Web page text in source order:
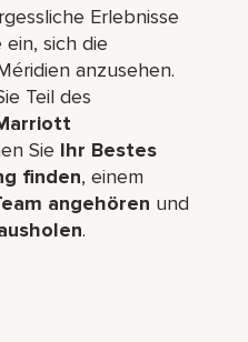
Erlebnisse
sich die
anzusehen.
Teil des
Sie Ihr Bestes
finden, einem
angehören und
.